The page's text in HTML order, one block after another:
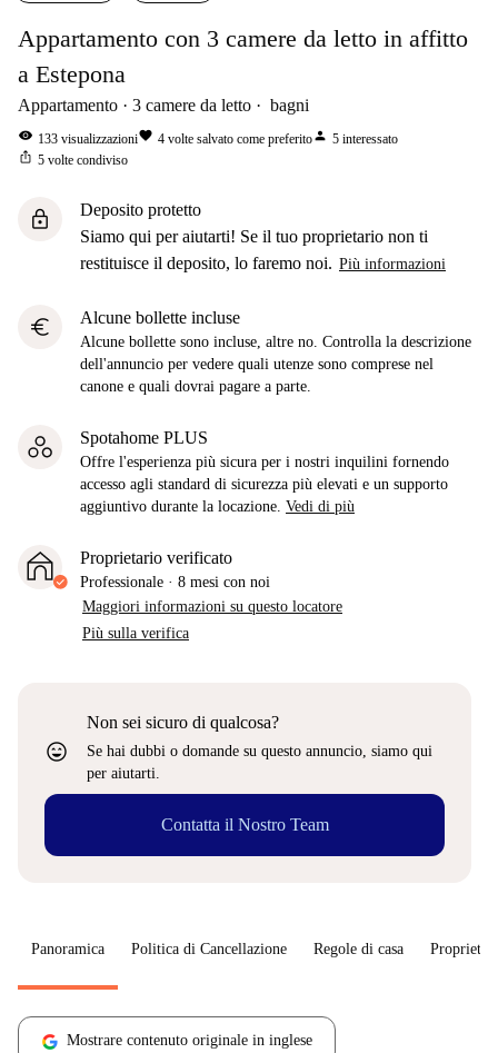
Appartamento con 3 camere da letto in affitto
a Estepona
Appartamento 3 camere da letto bagni
visibility 133 visualizzazionifavorite 4 volte salvato come preferitoperson 5 interessato
ios_share 5 volte condiviso
lock
Deposito protetto
Siamo qui per aiutarti! Se il tuo proprietario non ti
restituisce il deposito, lo faremo noi. Più informazioni
euro Alcune bollette incluse
Alcune bollette sono incluse, altre no. Controlla la descrizione
dell'annuncio per vedere quali utenze sono comprese nel
canone e quali dovrai pagare a parte.
Spotahome PLUS
Offre l'esperienza più sicura per i nostri inquilini fornendo
accesso agli standard di sicurezza più elevati e un supporto
aggiuntivo durante la locazione. Vedi di più
Proprietario verificato
Professionale · 8 mesi con noi
Maggiori informazioni su questo locatore
Più sulla verifica
sentiment_very_satisfied
Non sei sicuro di qualcosa?
Se hai dubbi o domande su questo annuncio, siamo qui
per aiutarti.
Contatta il Nostro Team
Panoramica Politica di Cancellazione Regole di casa
Mostrare contenuto originale in inglese